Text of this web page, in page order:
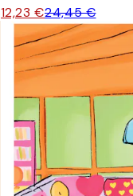
12,23 €24,45 €